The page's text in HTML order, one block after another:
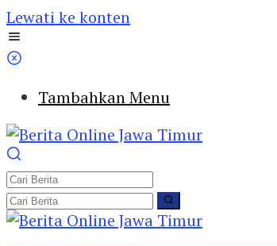
Lewati ke konten
Tambahkan Menu